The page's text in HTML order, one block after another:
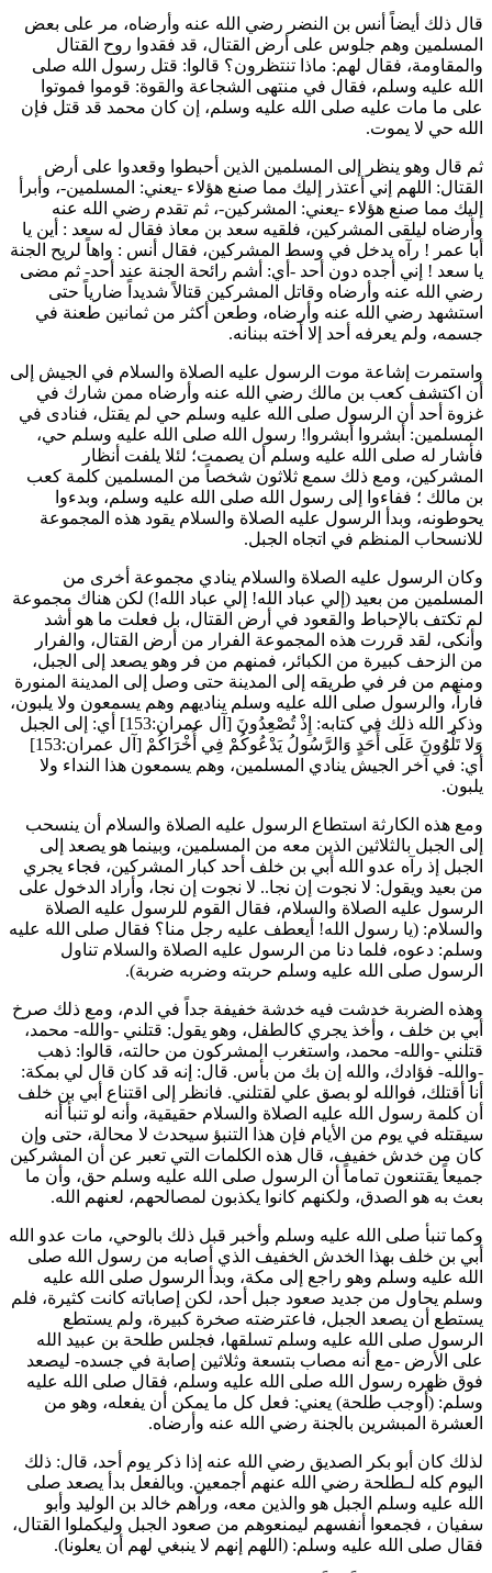
قال ذلك أيضاً أنس بن النضر رضي الله عنه وأرضاه، مر على بعض
المسلمين وهم جلوس على أرض القتال، قد فقدوا روح القتال
والمقاومة، فقال لهم: ماذا تنتظرون؟ قالوا: قتل رسول الله صلى
الله عليه وسلم، فقال في منتهى الشجاعة والقوة: قوموا فموتوا
على ما مات عليه صلى الله عليه وسلم، إن كان محمد قد قتل فإن
الله حي لا يموت.
ثم قال وهو ينظر إلى المسلمين الذين أحبطوا وقعدوا على أرض
القتال: اللهم إني أعتذر إليك مما صنع هؤلاء -يعني: المسلمين-، وأبرأ
إليك مما صنع هؤلاء -يعني: المشركين-، ثم تقدم رضي الله عنه
وأرضاه ليلقى المشركين، فلقيه سعد بن معاذ فقال له سعد : أين يا
أبا عمر ! رآه يدخل في وسط المشركين، فقال أنس : واهاً لريح الجنة
يا سعد ! إني أجده دون أحد -أي: أشم رائحة الجنة عند أحد- ثم مضى
رضي الله عنه وأرضاه وقاتل المشركين قتالاً شديداً ضارياً حتى
استشهد رضي الله عنه وأرضاه، وطعن أكثر من ثمانين طعنة في
جسمه، ولم يعرفه أحد إلا أخته ببنانه.
واستمرت إشاعة موت الرسول عليه الصلاة والسلام في الجيش إلى
أن اكتشف كعب بن مالك رضي الله عنه وأرضاه ممن شارك في
غزوة أحد أن الرسول صلى الله عليه وسلم حي لم يقتل، فنادى في
المسلمين: أبشروا أبشروا! رسول الله صلى الله عليه وسلم حي،
فأشار له صلى الله عليه وسلم أن يصمت؛ لئلا يلفت أنظار
المشركين، ومع ذلك سمع ثلاثون شخصاً من المسلمين كلمة كعب
بن مالك ؛ ففاءوا إلى رسول الله صلى الله عليه وسلم، وبدءوا
يحوطونه، وبدأ الرسول عليه الصلاة والسلام يقود هذه المجموعة
للانسحاب المنظم في اتجاه الجبل.
وكان الرسول عليه الصلاة والسلام ينادي مجموعة أخرى من
المسلمين من بعيد ( إلي عباد الله! إلي عباد الله!) لكن هناك مجموعة
لم تكتف بالإحباط والقعود في أرض القتال، بل فعلت ما هو أشد
وأنكى، لقد قررت هذه المجموعة الفرار من أرض القتال، والفرار
من الزحف كبيرة من الكبائر، فمنهم من فر وهو يصعد إلى الجبل،
ومنهم من فر في طريقه إلى المدينة حتى وصل إلى المدينة المنورة
فاراً، والرسول صلى الله عليه وسلم يناديهم وهم يسمعون ولا يلبون،
وذكر الله ذلك في كتابه: إِذْ تُصْعِدُونَ [آل عمران:153] أي: إلى الجبل
وَلا تَلْوُونَ عَلَى أَحَدٍ وَالرَّسُولُ يَدْعُوكُمْ فِي أُخْرَاكُمْ
[آل عمران:153]
أي: في آخر الجيش ينادي المسلمين، وهم يسمعون هذا النداء ولا
يلبون.
ومع هذه الكارثة استطاع الرسول عليه الصلاة والسلام أن ينسحب
إلى الجبل بالثلاثين الذين معه من المسلمين، وبينما هو يصعد إلى
الجبل إذ رآه عدو الله أبي بن خلف أحد كبار المشركين، فجاء يجري
من بعيد ويقول: لا نجوت إن نجا.. لا نجوت إن نجا، وأراد الدخول على
الرسول عليه الصلاة والسلام، فقال القوم للرسول عليه الصلاة
والسلام: (يا رسول الله! أيعطف عليه رجل منا؟ فقال صلى الله عليه
وسلم: دعوه، فلما دنا من الرسول عليه الصلاة والسلام تناول
الرسول صلى الله عليه وسلم حربته وضربه ضربة).
وهذه الضربة خدشت فيه خدشة خفيفة جداً في الدم، ومع ذلك صرخ
أبي بن خلف ، وأخذ يجري كالطفل، وهو يقول: قتلني -والله- محمد،
قتلني -والله- محمد، واستغرب المشركون من حالته، قالوا: ذهب
-والله- فؤادك، والله إن بك من بأس. قال: إنه قد كان قال لي بمكة:
أنا أقتلك، فوالله لو بصق علي لقتلني. فانظر إلى اقتناع أبي بن خلف
أن كلمة رسول الله عليه الصلاة والسلام حقيقية، وأنه لو تنبأ أنه
سيقتله في يوم من الأيام فإن هذا التنبؤ سيحدث لا محالة، حتى وإن
كان من خدش خفيف، قال هذه الكلمات التي تعبر عن أن المشركين
جميعاً يقتنعون تماماً أن الرسول صلى الله عليه وسلم حق، وأن ما
بعث به هو الصدق، ولكنهم كانوا يكذبون لمصالحهم، لعنهم الله.
وكما تنبأ صلى الله عليه وسلم وأخبر قبل ذلك بالوحي، مات عدو الله
أبي بن خلف بهذا الخدش الخفيف الذي أصابه من رسول الله صلى
الله عليه وسلم وهو راجع إلى مكة، وبدأ الرسول صلى الله عليه
وسلم يحاول من جديد صعود جبل أحد، لكن إصاباته كانت كثيرة، فلم
يستطع أن يصعد الجبل، فاعترضته صخرة كبيرة، ولم يستطع
الرسول صلى الله عليه وسلم تسلقها، فجلس طلحة بن عبيد الله
على الأرض -مع أنه مصاب بتسعة وثلاثين إصابة في جسده- ليصعد
فوق ظهره رسول الله صلى الله عليه وسلم، فقال صلى الله عليه
وسلم: ( أوجب طلحة) يعني: فعل كل ما يمكن أن يفعله، وهو من
العشرة المبشرين بالجنة رضي الله عنه وأرضاه.
لذلك كان أبو بكر الصديق رضي الله عنه إذا ذكر يوم أحد، قال: ذلك
اليوم كله لـطلحة رضي الله عنهم أجمعين. وبالفعل بدأ يصعد صلى
الله عليه وسلم الجبل هو والذين معه، ورآهم خالد بن الوليد و أبو
سفيان ، فجمعوا أنفسهم ليمنعوهم من صعود الجبل وليكملوا القتال،
فقال صلى الله عليه وسلم: ( اللهم إنهم لا ينبغي لهم أن يعلونا).